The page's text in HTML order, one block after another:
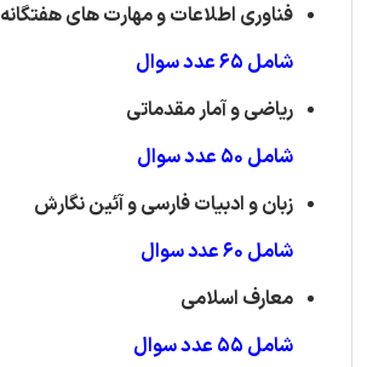
فناوری اطلاعات و مهارت های هفتگانه ICDL
شامل 65 عدد سوال
ریاضی و آمار مقدماتی
شامل 50 عدد سوال
زبان و ادبیات فارسی و آئین نگارش
شامل 60 عدد سوال
معارف اسلامی
شامل 55 عدد سوال